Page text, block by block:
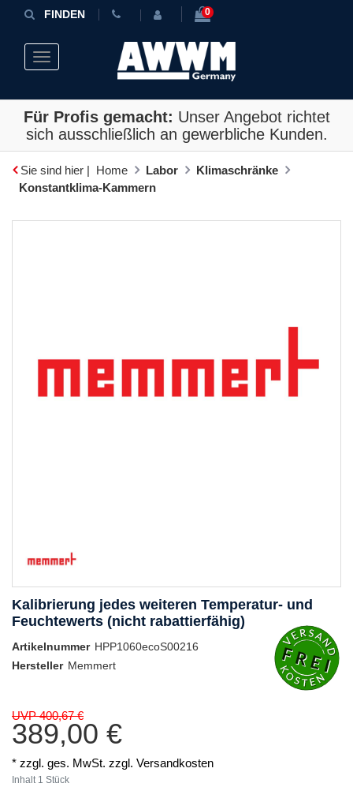
FINDEN 0
Toggle navigation
Für Profis gemacht: Unser Angebot richtet
sich ausschließlich an gewerbliche Kunden.
Sie sind hier | Home Labor
Klimaschränke
Konstantklima-Kammern
Kalibrierung jedes weiteren Temperatur- und
Feuchtewerts (nicht rabattierfähig)
Artikelnummer HPP1060ecoS00216
Hersteller Memmert
UVP 400,67 €
389,00 €
* zzgl. ges. MwSt. zzgl. Versandkosten
Inhalt 1 Stück